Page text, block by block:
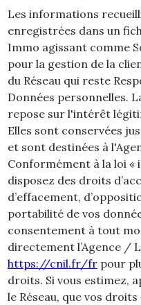
Les informations
enregistrées dans un
Immo agissant comme
pour la gestion de la
du Réseau qui reste
Données personnelles.
repose sur l'intérêt
Elles sont conservées
et sont destinées à
Conformément à la loi «
disposez des droits
d’effacement,
portabilité de vos
consentement à tout
directement l’Agence /
https://cnil.fr/fr pour
droits. Si vous estimez,
le Réseau, que vos